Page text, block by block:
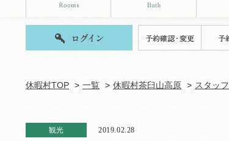
休暇村TOP 一覧 休暇村茶臼山高原 スタッ
観光 2019.02.28